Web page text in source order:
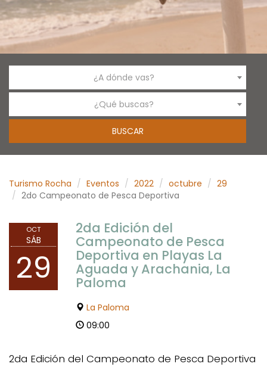
¿A dónde vas?
¿Qué buscas?
Turismo Rocha Eventos 2022 octubre
29
2do Campeonato de Pesca Deportiva
OCT
SÁB
29
2da Edición del
Campeonato de Pesca
Deportiva en Playas La
Aguada y Arachania, La
Paloma
La Paloma
09:00
2da Edición del Campeonato de Pesca Deportiva